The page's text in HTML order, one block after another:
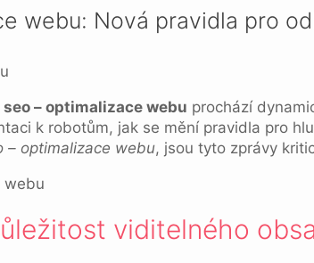
webu: Nová pravidla pro
seo – optimalizace webu prochází
k robotům, jak se mění pravidla pro
– optimalizace webu, jsou tyto zprávy
viditelného